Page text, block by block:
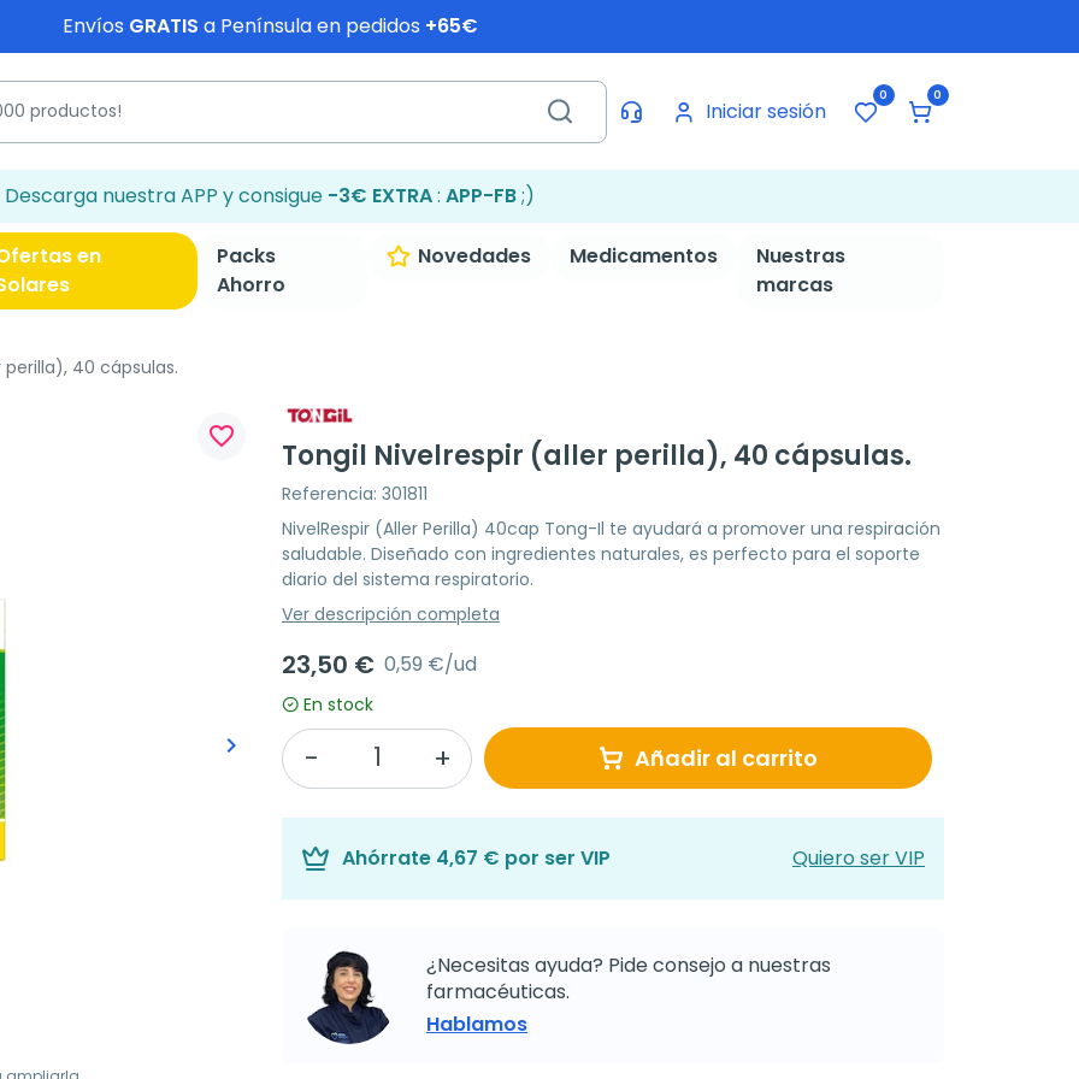
Envíos GRATIS a Península en pedidos +65€
Iniciar sesión
0 0
Descarga nuestra APP y consigue -3€ EXTRA: APP-FB;)
en
Packs
Ahorro
Novedades Medicamentos
Nuestras
marcas
perilla), 40 cápsulas.
Siguiente
keyboard_arrow_right
favorite_border
Tongil Nivelrespir (aller perilla), 40 cápsulas.
Referencia: 301811
NivelRespir (Aller Perilla) 40cap Tong-Il te ayudará a promover una respiración
saludable. Diseñado con ingredientes naturales, es perfecto para el soporte
diario del sistema respiratorio.
Ver descripción completa
23,50 € 0,59 €/ud
En stock
Añadir al carrito
Ahórrate 4,67 € por ser VIP Quiero ser VIP
¿Necesitas ayuda? Pide consejo a nuestras
farmacéuticas.
Hablamos